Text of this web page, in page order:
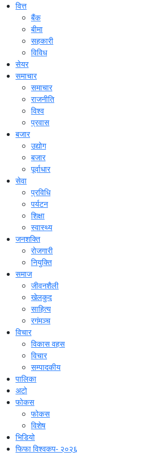
वित्त
बैंक
बीमा
सहकारी
विविध
सेयर
समाचार
समाचार
राजनीति
विश्व
प्रवास
बजार
उद्योग
बजार
पूर्वाधार
सेवा
प्रविधि
पर्यटन
शिक्षा
स्वास्थ्य
जनशक्ति
रोजगारी
नियुक्ति
समाज
जीवनशैली
खेलकुद
साहित्य
रगंमञ्च
विचार
विकास वहस
विचार
सम्पादकीय
पालिका
अटो
फोकस
फोकस
विशेष
भिडियो
फिफा विश्वकप- २०२६